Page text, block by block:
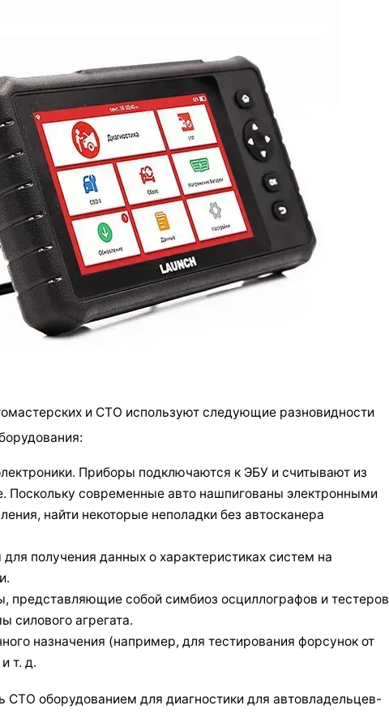
и СТО используют следующие разновидности
Приборы подключаются к ЭБУ и считывают из
Поскольку современные авто нашпигованы электронными
найти некоторые неполадки без автосканера
получения данных о характеристиках систем на
представляющие собой симбиоз осциллографов и тестеров
силового агрегата.
назначения (например, для тестирования форсунок от
т. д.
СТО оборудованием для диагностики для автовладельцев-